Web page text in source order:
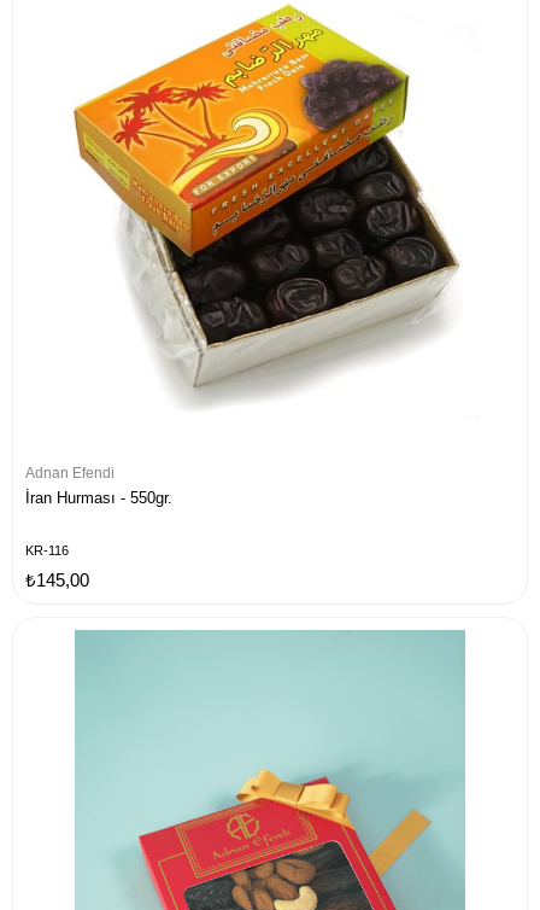
Adnan Efendi
İran Hurması - 550gr.
KR-116
₺145,00